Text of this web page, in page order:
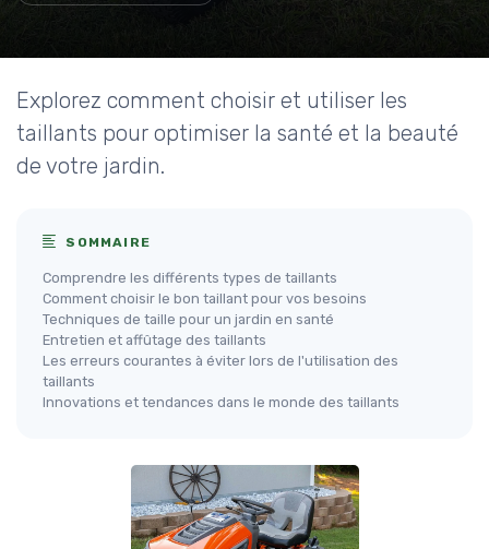
Explorez comment choisir et utiliser les
taillants pour optimiser la santé et la beauté
de votre jardin.
SOMMAIRE
Comprendre les différents types de taillants
Comment choisir le bon taillant pour vos besoins
Techniques de taille pour un jardin en santé
Entretien et affûtage des taillants
Les erreurs courantes à éviter lors de l'utilisation des
taillants
Innovations et tendances dans le monde des taillants